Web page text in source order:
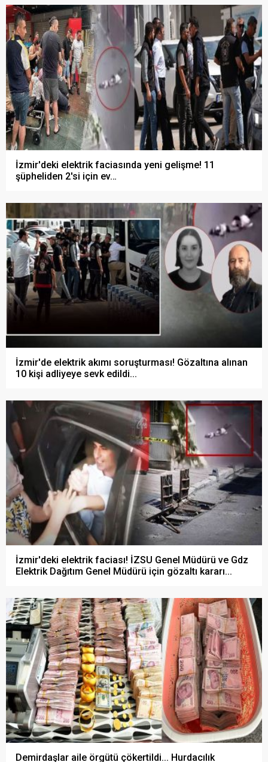
İzmir'deki elektrik faciasında yeni gelişme! 11
şüpheliden 2'si için ev…
İzmir'de elektrik akımı soruşturması! Gözaltına alınan
10 kişi adliyeye sevk edildi...
İzmir'deki elektrik faciası! İZSU Genel Müdürü ve Gdz
Elektrik Dağıtım Genel Müdürü için gözaltı kararı...
Demirdaşlar aile örgütü çökertildi... Hurdacılık